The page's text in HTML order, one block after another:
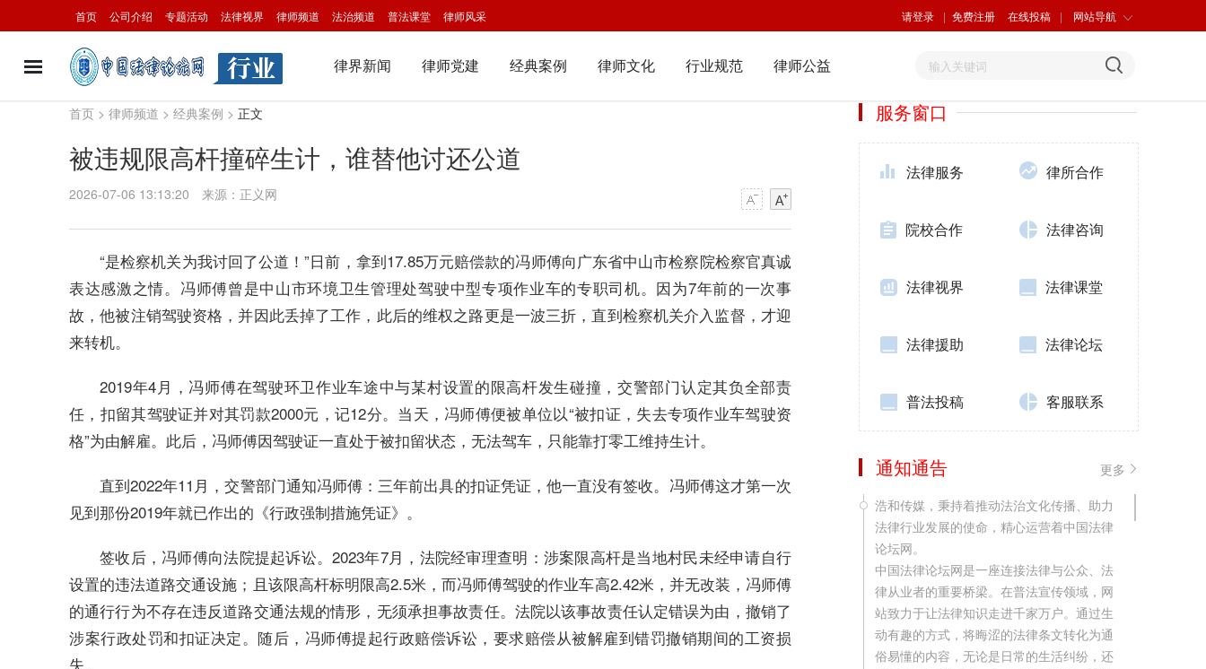
首页 公司介绍 专题活动 法律视界 律师频道 法治频道 普法课堂 律师风采 请登录 | 免费注册 在线投稿 | 网站导航
律界新闻 律师党建 经典案例 律师文化 行业规范 律师公益
首页 > 律师频道 > 经典案例 > 正文
被违规限高杆撞碎生计，谁替他讨还公道
2026-07-06 13:13:20 来源：正义网
“是检察机关为我讨回了公道！”日前，拿到17.85万元赔偿款的冯师傅向广东省中山市检察院检察官真诚
表达感激之情。冯师傅曾是中山市环境卫生管理处驾驶中型专项作业车的专职司机。因为7年前的一次事
故，他被注销驾驶资格，并因此丢掉了工作，此后的维权之路更是一波三折，直到检察机关介入监督，才迎
来转机。
2019年4月，冯师傅在驾驶环卫作业车途中与某村设置的限高杆发生碰撞，交警部门认定其负全部责
任，扣留其驾驶证并对其罚款2000元，记12分。当天，冯师傅便被单位以“被扣证，失去专项作业车驾驶资
格”为由解雇。此后，冯师傅因驾驶证一直处于被扣留状态，无法驾车，只能靠打零工维持生计。
直到2022年11月，交警部门通知冯师傅：三年前出具的扣证凭证，他一直没有签收。冯师傅这才第一次
见到那份2019年就已作出的《行政强制措施凭证》。
签收后，冯师傅向法院提起诉讼。2023年7月，法院经审理查明：涉案限高杆是当地村民未经申请自行
设置的违法道路交通设施；且该限高杆标明限高2.5米，而冯师傅驾驶的作业车高2.42米，并无改装，冯师傅
的通行行为不存在违反道路交通法规的情形，无须承担事故责任。法院以该事故责任认定错误为由，撤销了
涉案行政处罚和扣证决定。随后，冯师傅提起行政赔偿诉讼，要求赔偿从被解雇到错罚撤销期间的工资损
失。
服务窗口
法律服务 律所合作
院校合作 法律咨询
法律视界 法律课堂
法律援助 法律论坛
普法投稿 客服联系
通知通告
更多
浩和传媒，秉持着推动法治文化传播、助力
法律行业发展的使命，精心运营着中国法律
论坛网。
中国法律论坛网是一座连接法律与公众、法
律从业者的重要桥梁。在普法宣传领域，网
站致力于让法律知识走进千家万户。通过生
动有趣的方式，将晦涩的法律条文转化为通
俗易懂的内容，无论是日常的生活纠纷，还